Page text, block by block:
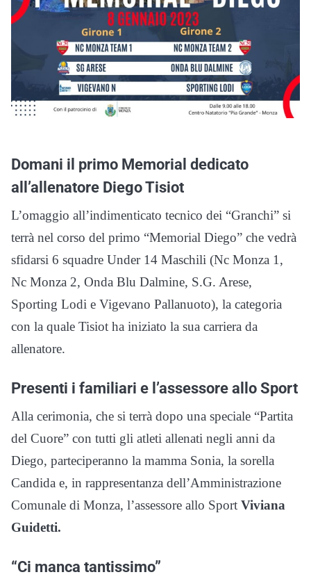
Domani il primo Memorial dedicato
all’allenatore Diego Tisiot
L’omaggio all’indimenticato tecnico dei “Granchi” si
terrà nel corso del primo “Memorial Diego” che vedrà
sfidarsi 6 squadre Under 14 Maschili (Nc Monza 1,
Nc Monza 2, Onda Blu Dalmine, S.G. Arese,
Sporting Lodi e Vigevano Pallanuoto), la categoria
con la quale Tisiot ha iniziato la sua carriera da
allenatore.
Presenti i familiari e l’assessore allo Sport
Alla cerimonia, che si terrà dopo una speciale “Partita
del Cuore” con tutti gli atleti allenati negli anni da
Diego, parteciperanno la mamma Sonia, la sorella
Candida e, in rappresentanza dell’Amministrazione
Comunale di Monza, l’assessore allo Sport Viviana
Guidetti.
“Ci manca tantissimo”